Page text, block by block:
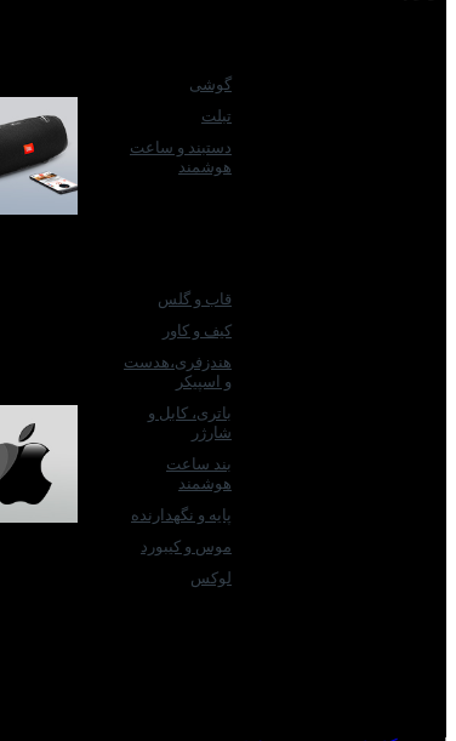
گوشی
تبلت
دستبند و ساعت
هوشمند
قاب و گلس
کیف و کاور
هندزفری،هدست
و اسپیکر
باتری، کابل و
شارژر
بند ساعت
هوشمند
پایه و نگهدارنده
موس و کیبورد
لوکس